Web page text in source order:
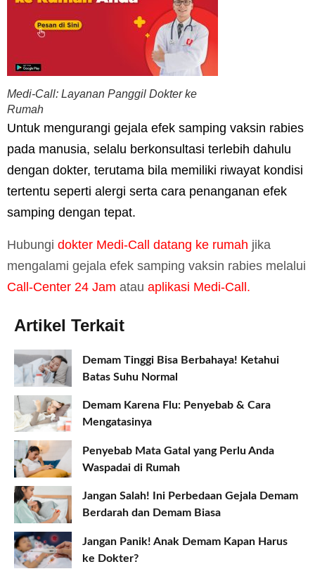
Medi-Call: Layanan Panggil Dokter ke
Rumah
Untuk mengurangi gejala efek samping vaksin rabies
pada manusia, selalu berkonsultasi terlebih dahulu
dengan dokter, terutama bila memiliki riwayat kondisi
tertentu seperti alergi serta cara penanganan efek
samping dengan tepat.
Hubungi dokter Medi-Call datang ke rumah jika
mengalami gejala efek samping vaksin rabies melalui
Call-Center 24 Jam atau aplikasi Medi-Call.
Artikel Terkait
Demam Tinggi Bisa Berbahaya! Ketahui
Batas Suhu Normal
Demam Karena Flu: Penyebab & Cara
Mengatasinya
Penyebab Mata Gatal yang Perlu Anda
Waspadai di Rumah
Jangan Salah! Ini Perbedaan Gejala Demam
Berdarah dan Demam Biasa
Jangan Panik! Anak Demam Kapan Harus
ke Dokter?